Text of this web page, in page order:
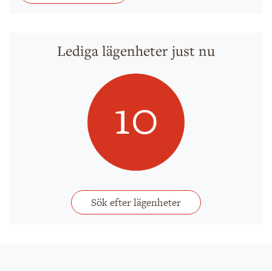
Lediga lägenheter just nu
10
Sök efter lägenheter